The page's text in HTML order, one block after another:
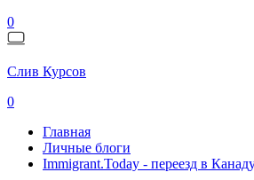
0
Слив Курсов
0
Главная
Личные блоги
Immigrant.Today - переезд в